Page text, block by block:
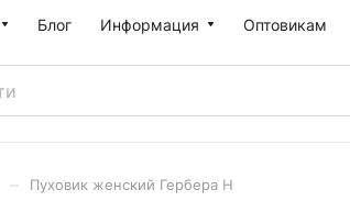
Блог Информация Оптовикам
Пуховик женский Гербера Н